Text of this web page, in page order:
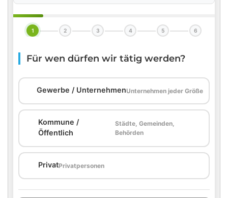
1 2 3 4 5 6
Für wen dürfen wir tätig werden?
Gewerbe / UnternehmenUnternehmen jeder Größe
Kommune /
Öffentlich
Städte, Gemeinden,
Behörden
PrivatPrivatpersonen